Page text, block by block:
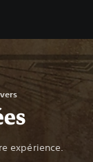
expérience.